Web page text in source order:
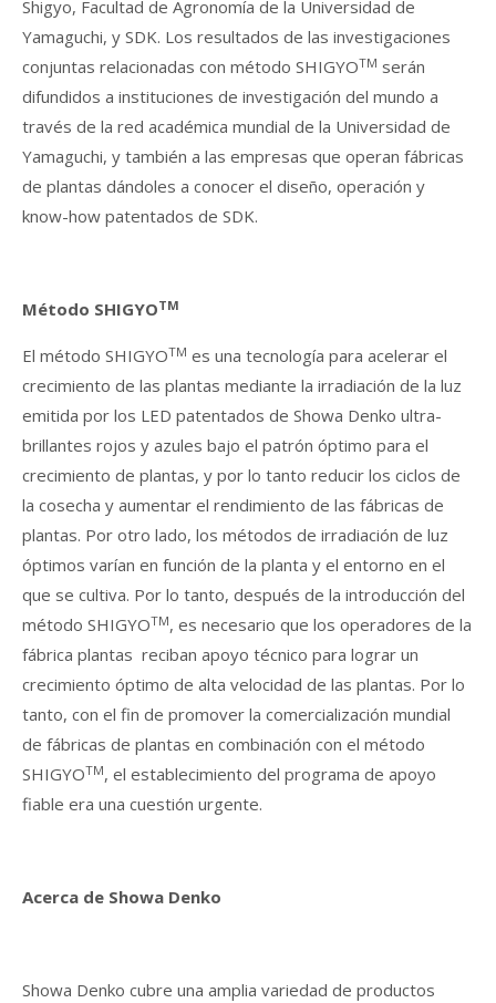
Shigyo, Facultad de Agronomía de la Universidad de
Yamaguchi, y SDK. Los resultados de las investigaciones
conjuntas relacionadas con método SHIGYOTM serán
difundidos a instituciones de investigación del mundo a
través de la red académica mundial de la Universidad de
Yamaguchi, y también a las empresas que operan fábricas
de plantas dándoles a conocer el diseño, operación y
know-how patentados de SDK.
Método SHIGYOTM
El método SHIGYOTM es una tecnología para acelerar el
crecimiento de las plantas mediante la irradiación de la luz
emitida por los LED patentados de Showa Denko ultra-
brillantes rojos y azules bajo el patrón óptimo para el
crecimiento de plantas, y por lo tanto reducir los ciclos de
la cosecha y aumentar el rendimiento de las fábricas de
plantas. Por otro lado, los métodos de irradiación de luz
óptimos varían en función de la planta y el entorno en el
que se cultiva. Por lo tanto, después de la introducción del
método SHIGYOTM, es necesario que los operadores de la
fábrica plantas reciban apoyo técnico para lograr un
crecimiento óptimo de alta velocidad de las plantas. Por lo
tanto, con el fin de promover la comercialización mundial
de fábricas de plantas en combinación con el método
SHIGYOTM, el establecimiento del programa de apoyo
fiable era una cuestión urgente.
Acerca de Showa Denko
Showa Denko cubre una amplia variedad de productos